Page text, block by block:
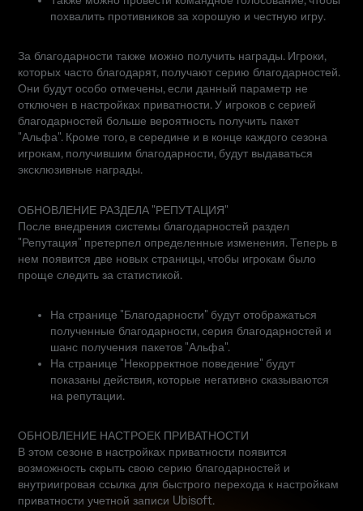
похвалить противников за хорошую и честную игру.
За благодарности также можно получить награды. Игроки,
которых часто благодарят, получают серию благодарностей.
Они будут особо отмечены, если данный параметр не
отключен в настройках приватности. У игроков с серией
благодарностей больше вероятность получить пакет
"Альфа". Кроме того, в середине и в конце каждого сезона
игрокам, получившим благодарности, будут выдаваться
эксклюзивные награды.
ОБНОВЛЕНИЕ РАЗДЕЛА "РЕПУТАЦИЯ"
После внедрения системы благодарностей раздел
"Репутация" претерпел определенные изменения. Теперь в
нем появится две новых страницы, чтобы игрокам было
проще следить за статистикой.
На странице "Благодарности" будут отображаться
полученные благодарности, серия благодарностей и
шанс получения пакетов "Альфа".
На странице "Некорректное поведение" будут
показаны действия, которые негативно сказываются
на репутации.
ОБНОВЛЕНИЕ НАСТРОЕК ПРИВАТНОСТИ
В этом сезоне в настройках приватности появится
возможность скрыть свою серию благодарностей и
внутриигровая ссылка для быстрого перехода к настройкам
приватности учетной записи Ubisoft.